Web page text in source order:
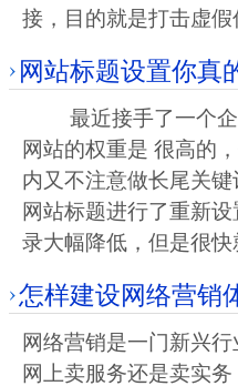
接，目的就是打击虚假
网站标题设置你真
最近接手了一个企
网站的权重是 很高的
内又不注意做长尾关
网站标题进行了重新
录大幅降低，但是很
怎样建设网络营销
网络营销是一门新兴
网上卖服务还是卖实